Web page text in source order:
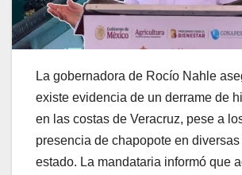
La gobernadora de Rocío Nahle
existe evidencia de un derrame de
en las costas de Veracruz, pese a
presencia de chapopote en diversas
estado. La mandataria informó que